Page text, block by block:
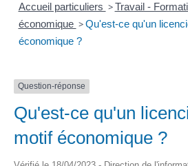
Accueil particuliers > Travail -
économique > Qu'est-ce qu'un
économique ?
Question-réponse
Qu'est-ce qu'un
motif économique ?